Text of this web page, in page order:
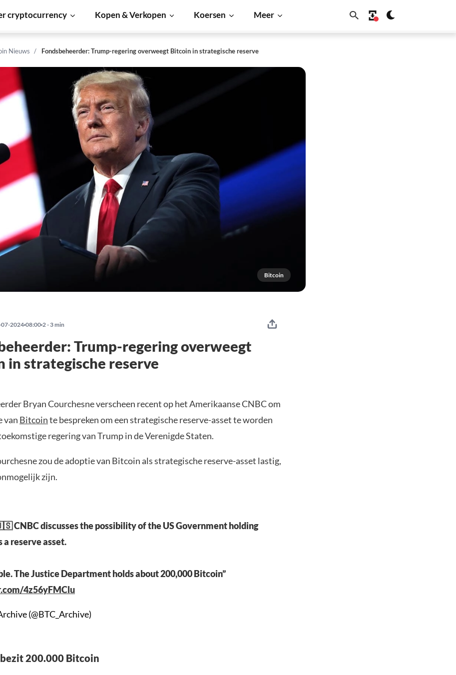
cryptocurrency Kopen & Verkopen Koersen Meer
Nieuws Fondsbeheerder: Trump-regering overweegt Bitcoin in strategische reserve
Bitcoin
202408:00 2 - 3 min
Trump-regering overweegt
in strategische reserve
Bryan Courchesne verscheen recent op het Amerikaanse CNBC om
van Bitcointe bespreken om een strategische reserve-asset te worden
regering van Trump in de Verenigde Staten.
zou de adoptie van Bitcoin als strategische reserve-asset lastig,
zijn.
CNBC discusses the possibility of the US Government holding
a reserve asset.
The Justice Department holds about 200,000 Bitcoin”
4z56yFMClu
(@BTC_Archive)
200.000 Bitcoin